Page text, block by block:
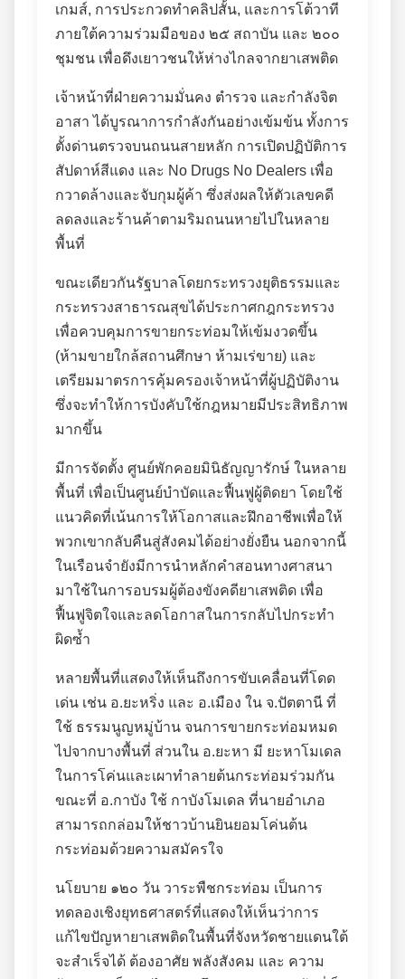
เกมส์, การประกวดทำคลิปสั้น, และการโต้วาที
ภายใต้ความร่วมมือของ ๒๕ สถาบัน และ ๒๐๐
ชุมชน เพื่อดึงเยาวชนให้ห่างไกลจากยาเสพติด
เจ้าหน้าที่ฝ่ายความมั่นคง ตำรวจ และกำลังจิต
อาสา ได้บูรณาการกำลังกันอย่างเข้มข้น ทั้งการ
ตั้งด่านตรวจบนถนนสายหลัก การเปิดปฏิบัติการ
สัปดาห์สีแดง และ No Drugs No Dealers เพื่อ
กวาดล้างและจับกุมผู้ค้า ซึ่งส่งผลให้ตัวเลขคดี
ลดลงและร้านค้าตามริมถนนหายไปในหลาย
พื้นที่
ขณะเดียวกันรัฐบาลโดยกระทรวงยุติธรรมและ
กระทรวงสาธารณสุขได้ประกาศกฎกระทรวง
เพื่อควบคุมการขายกระท่อมให้เข้มงวดขึ้น
(ห้ามขายใกล้สถานศึกษา ห้ามเร่ขาย) และ
เตรียมมาตรการคุ้มครองเจ้าหน้าที่ผู้ปฏิบัติงาน
ซึ่งจะทำให้การบังคับใช้กฎหมายมีประสิทธิภาพ
มากขึ้น
มีการจัดตั้ง ศูนย์พักคอยมินิธัญญารักษ์ ในหลาย
พื้นที่ เพื่อเป็นศูนย์บำบัดและฟื้นฟูผู้ติดยา โดยใช้
แนวคิดที่เน้นการให้โอกาสและฝึกอาชีพเพื่อให้
พวกเขากลับคืนสู่สังคมได้อย่างยั่งยืน นอกจากนี้
ในเรือนจำยังมีการนำหลักคำสอนทางศาสนา
มาใช้ในการอบรมผู้ต้องขังคดียาเสพติด เพื่อ
ฟื้นฟูจิตใจและลดโอกาสในการกลับไปกระทำ
ผิดซ้ำ
หลายพื้นที่แสดงให้เห็นถึงการขับเคลื่อนที่โดด
เด่น เช่น อ.ยะหริ่ง และ อ.เมือง ใน จ.ปัตตานี ที่
ใช้ ธรรมนูญหมู่บ้าน จนการขายกระท่อมหมด
ไปจากบางพื้นที่ ส่วนใน อ.ยะหา มี ยะหาโมเดล
ในการโค่นและเผาทำลายต้นกระท่อมร่วมกัน
ขณะที่ อ.กาบัง ใช้ กาบังโมเดล ที่นายอำเภอ
สามารถกล่อมให้ชาวบ้านยินยอมโค่นต้น
กระท่อมด้วยความสมัครใจ
นโยบาย ๑๒๐ วัน วาระพืชกระท่อม เป็นการ
ทดลองเชิงยุทธศาสตร์ที่แสดงให้เห็นว่าการ
แก้ไขปัญหายาเสพติดในพื้นที่จังหวัดชายแดนใต้
จะสำเร็จได้ ต้องอาศัย พลังสังคม และ ความ